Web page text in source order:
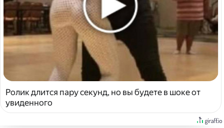
Ролик длится пару секунд, но вы будете в шоке от
увиденного